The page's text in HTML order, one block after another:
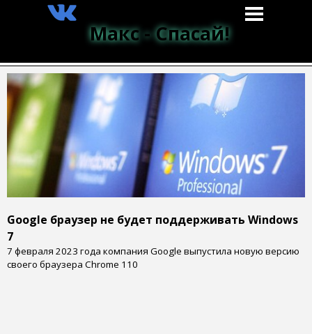
Макс - Спасай!
Google браузер не будет поддерживать Windows
7
7 февраля 2023 года компания Google выпустила новую версию
своего браузера Chrome 110